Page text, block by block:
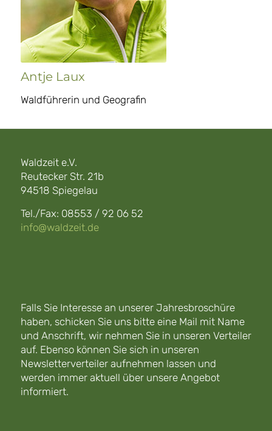
Antje Laux
Waldführerin und Geografin
Waldzeit e.V.
Reutecker Str. 21b
94518 Spiegelau
Tel./Fax: 08553 / 92 06 52
info@waldzeit.de
Falls Sie Interesse an unserer Jahresbroschüre
haben, schicken Sie uns bitte eine Mail mit Name
und Anschrift, wir nehmen Sie in unseren Verteiler
auf. Ebenso können Sie sich in unseren
Newsletterverteiler aufnehmen lassen und
werden immer aktuell über unsere Angebot
informiert.